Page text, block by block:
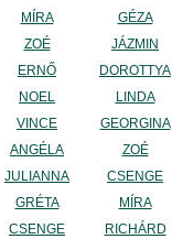
MÍRA
ZOÉ
ERNŐ
NOEL
VINCE
ANGÉLA
JULIANNA
GRÉTA
CSENGE
GÉZA
JÁZMIN
DOROTTYA
LINDA
GEORGINA
ZOÉ
CSENGE
MÍRA
RICHÁRD